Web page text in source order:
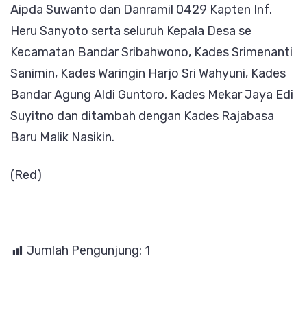
Aipda Suwanto dan Danramil 0429 Kapten Inf.
Heru Sanyoto serta seluruh Kepala Desa se
Kecamatan Bandar Sribahwono, Kades Srimenanti
Sanimin, Kades Waringin Harjo Sri Wahyuni, Kades
Bandar Agung Aldi Guntoro, Kades Mekar Jaya Edi
Suyitno dan ditambah dengan Kades Rajabasa
Baru Malik Nasikin.
(Red)
Jumlah Pengunjung: 1